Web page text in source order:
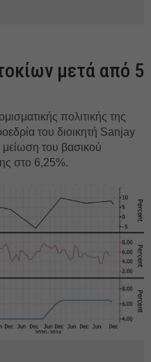
μετά από 5
πολιτικής της
του διοικητή Sanjay
του βασικού
στο 6,25%.